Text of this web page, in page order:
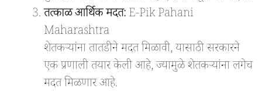
तत्काळ आर्थिक मदत:E-Pik Pahani
Maharashtra
शेतकऱ्यांना तातडीने मदत मिळावी, यासाठी सरकारने
एक प्रणाली तयार केली आहे, ज्यामुळे शेतकऱ्यांना लगेच
मदत मिळणार आहे.